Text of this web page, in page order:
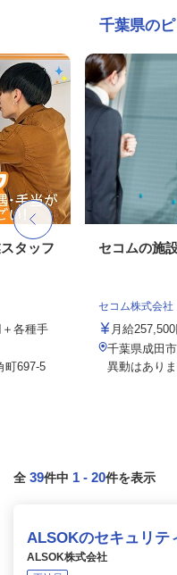
千葉県の
タッフ
各種手
町697-5
セコムの施
セコム株式会社
月給
千葉県成田
異動はあり
全 39件中 1 - 20件を表示
ALSOKのセキュリテ
ALSOK株式会社